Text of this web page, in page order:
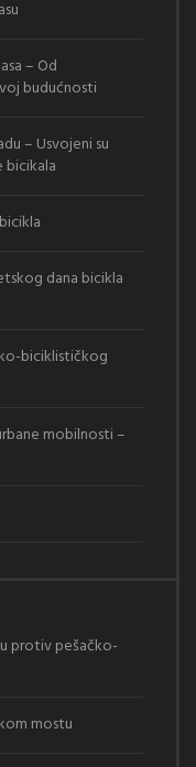
– Od
budućnosti
– Usvojeni su
bicikala
dana bicikla
biciklističkog
mobilnosti –
protiv pešačko-
mostu